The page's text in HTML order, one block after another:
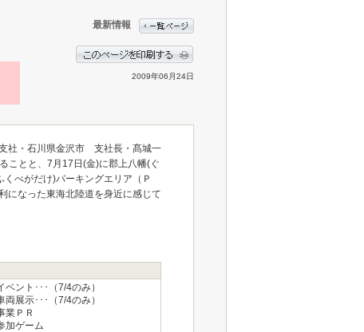
最新情報
2009年06月24日
社・石川県金沢市 支社長・髙城一
ことと、7月17日(金)に郡上八幡(ぐ
べがだけ)パーキングエリア（Ｐ
になった東海北陸道を身近に感じて
ベント･･･（7/4のみ）
両展示･･･（7/4のみ）
業ＰＲ
加ゲーム